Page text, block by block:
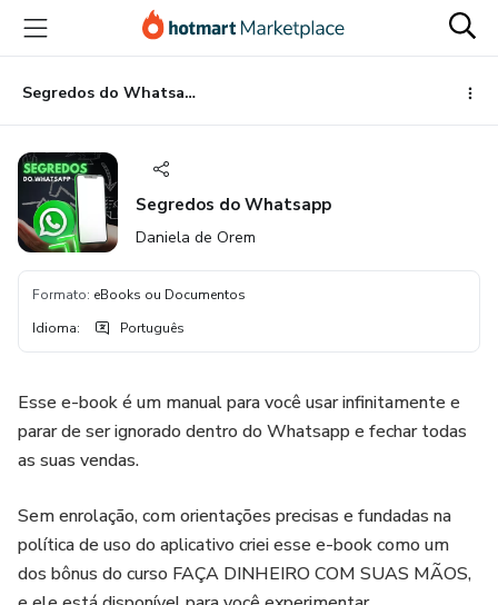
para
conteúdo
principal
para
pagamento
para
rodapé
Segredos do Whatsapp
Segredos do Whatsapp
Daniela de Orem
Formato: eBooks ou Documentos
Idioma: Português
Esse e-book é um manual para você usar infinitamente e
parar de ser ignorado dentro do Whatsapp e fechar todas
as suas vendas.
Sem enrolação, com orientações precisas e fundadas na
política de uso do aplicativo criei esse e-book como um
dos bônus do curso FAÇA DINHEIRO COM SUAS MÃOS,